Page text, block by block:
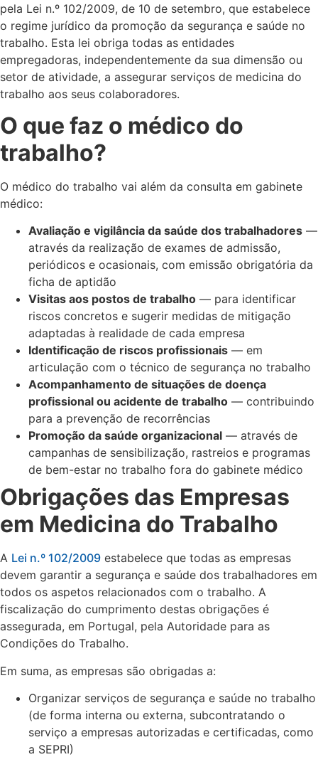
pela Lei n.º 102/2009, de 10 de setembro, que estabelece
o regime jurídico da promoção da segurança e saúde no
trabalho. Esta lei obriga todas as entidades
empregadoras, independentemente da sua dimensão ou
setor de atividade, a assegurar serviços de medicina do
trabalho aos seus colaboradores.
O que faz o médico do
trabalho?
O médico do trabalho vai além da consulta em gabinete
médico:
Avaliação e vigilância da saúde dos trabalhadores —
através da realização de exames de admissão,
periódicos e ocasionais, com emissão obrigatória da
ficha de aptidão
Visitas aos postos de trabalho — para identificar
riscos concretos e sugerir medidas de mitigação
adaptadas à realidade de cada empresa
Identificação de riscos profissionais — em
articulação com o técnico de segurança no trabalho
Acompanhamento de situações de doença
profissional ou acidente de trabalho — contribuindo
para a prevenção de recorrências
Promoção da saúde organizacional — através de
campanhas de sensibilização, rastreios e programas
de bem-estar no trabalho fora do gabinete médico
Obrigações das Empresas
em Medicina do Trabalho
A Lei n.º 102/2009 estabelece que todas as empresas
devem garantir a segurança e saúde dos trabalhadores em
todos os aspetos relacionados com o trabalho. A
fiscalização do cumprimento destas obrigações é
assegurada, em Portugal, pela Autoridade para as
Condições do Trabalho.
Em suma, as empresas são obrigadas a:
Organizar serviços de segurança e saúde no trabalho
(de forma interna ou externa, subcontratando o
serviço a empresas autorizadas e certificadas, como
a SEPRI)